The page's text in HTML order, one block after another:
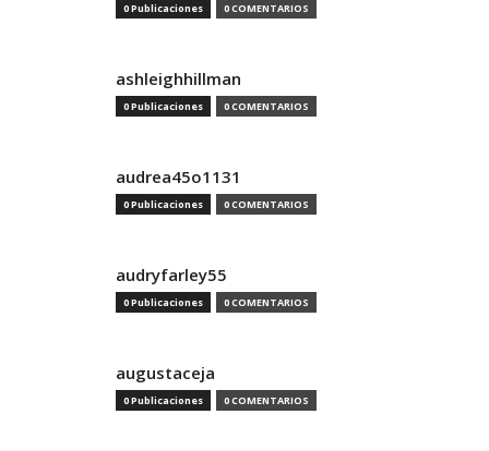
0 Publicaciones 0 COMENTARIOS
ashleighhillman
0 Publicaciones 0 COMENTARIOS
audrea45o1131
0 Publicaciones 0 COMENTARIOS
audryfarley55
0 Publicaciones 0 COMENTARIOS
augustaceja
0 Publicaciones 0 COMENTARIOS